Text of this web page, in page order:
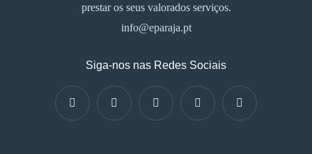
prestar os seus valorados serviços.
info@eparaja.pt
Siga-nos nas Redes Sociais